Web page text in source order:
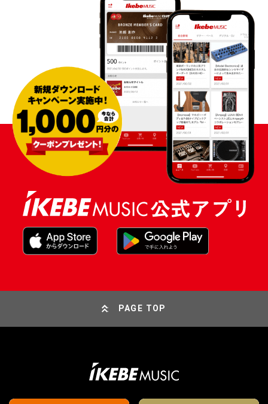
PAGE TOP